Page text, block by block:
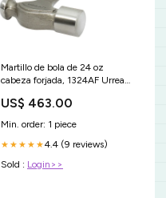
Martillo de bola de 24 oz
cabeza forjada, 1324AF Urrea
US$ 463.00
Min. order: 1 piece
★★★★★4.4 (9 reviews)
Sold : Login>>